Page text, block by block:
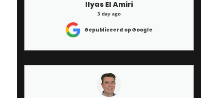
Ilyas El Amiri
3 day ago
Gepubliceerd op Google